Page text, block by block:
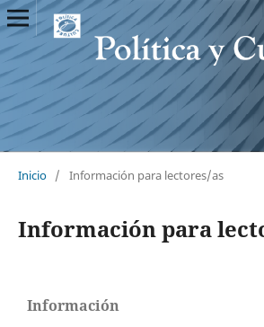
Inicio / Información para lectores/as
Información para
Información